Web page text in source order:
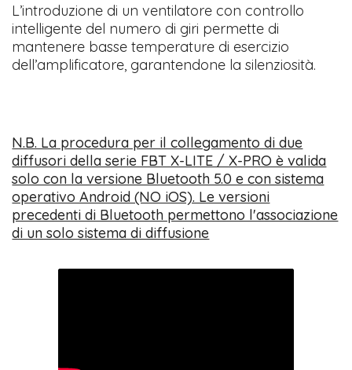
L’introduzione di un ventilatore con controllo
intelligente del numero di giri permette di
mantenere basse temperature di esercizio
dell’amplificatore, garantendone la silenziosità.
N.B. La procedura per il collegamento di due
diffusori della serie FBT X-LITE / X-PRO è valida
solo con la versione Bluetooth 5.0 e con sistema
operativo Android (NO iOS). Le versioni
precedenti di Bluetooth permettono l'associazione
di un solo sistema di diffusione